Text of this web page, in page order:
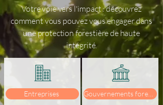
Votre voie vers l'impact : découvrez
comment vous pouvez vous engager dans
une protection forestière de haute
intégrité.
Entreprises